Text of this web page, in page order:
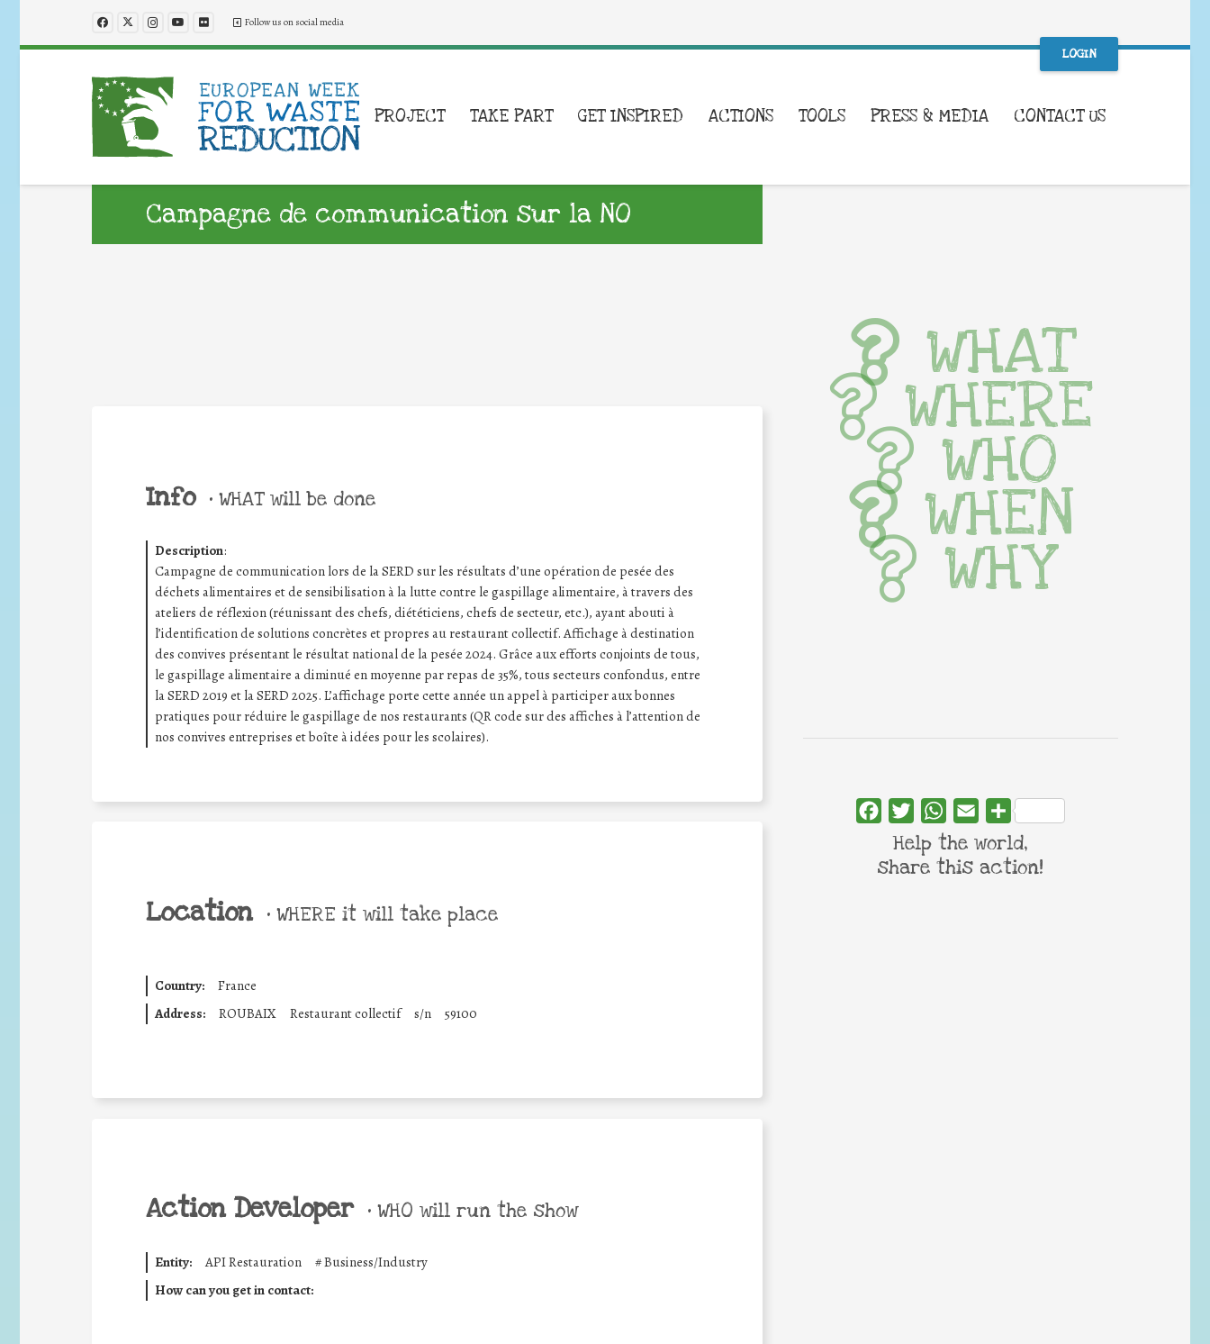
Follow us on social media
LOGIN
PROJECT TAKE PART GET INSPIRED ACTIONS TOOLS PRESS & MEDIA CONTACT US
Campagne de communication sur la NO
Info • WHAT will be done
Description:
Campagne de communication lors de la SERD sur les résultats d’une opération de pesée des
déchets alimentaires et de sensibilisation à la lutte contre le gaspillage alimentaire, à travers des
ateliers de réflexion (réunissant des chefs, diététiciens, chefs de secteur, etc.), ayant abouti à
l’identification de solutions concrètes et propres au restaurant collectif. Affichage à destination
des convives présentant le résultat national de la pesée 2024. Grâce aux efforts conjoints de tous,
le gaspillage alimentaire a diminué en moyenne par repas de 35%, tous secteurs confondus, entre
la SERD 2019 et la SERD 2025. L’affichage porte cette année un appel à participer aux bonnes
pratiques pour réduire le gaspillage de nos restaurants (QR code sur des affiches à l’attention de
nos convives entreprises et boîte à idées pour les scolaires).
Location • WHERE it will take place
Country:
France
Address:
ROUBAIX Restaurant collectif s/n 59100
Action Developer • WHO will run the show
Entity: API Restauration #Business/Industry
How can you get in contact:
WHAT
WHERE
WHO
WHEN
WHY
FacebookTwitterWhatsApp
Email Share
Help the world,
share this action!